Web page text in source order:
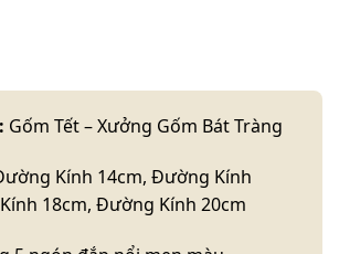
Gốm Tết – Xưởng Gốm Bát Tràng
Kính 14cm, Đường Kính
18cm, Đường Kính 20cm